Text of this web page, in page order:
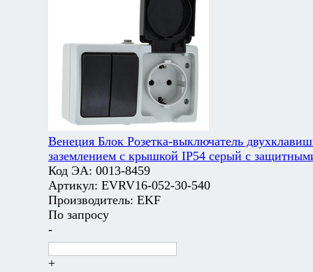
Венеция Блок Розетка-выключатель
заземлением с крышкой IP54 серый с
Код ЭА: 0013-8459
Артикул: EVRV16-052-30-540
Производитель: EKF
По запросу
-
+